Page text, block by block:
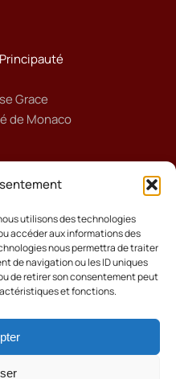
utilisons des technologies
accéder aux informations des
nous permettra de traiter
de navigation ou les ID uniques
de retirer son consentement peut
et fonctions.
Grace
de Monaco
français